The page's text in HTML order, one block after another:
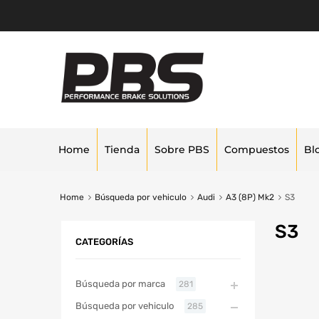
Home Tienda Sobre PBS Compuestos
Home Búsqueda por vehiculo Audi A3 (8P) Mk2 S3
S3
CATEGORÍAS
Búsqueda por marca 281
Búsqueda por vehiculo 285